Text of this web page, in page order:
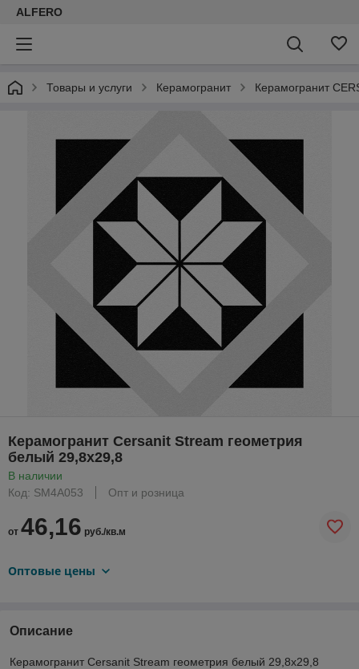
ALFERO
Товары и услуги Керамогранит Керамогранит
Керамогранит Cersanit Stream геометрия
белый 29,8x29,8
В наличии
Код: SM4A053
Опт и розница
от 46,16 руб./кв.м
Оптовые цены
Описание
Керамогранит Cersanit Stream геометрия белый 29,8x29,8